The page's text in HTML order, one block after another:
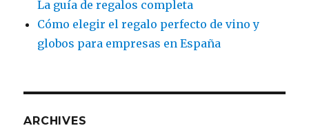
La guía de regalos completa
Cómo elegir el regalo perfecto de vino y
globos para empresas en España
ARCHIVES